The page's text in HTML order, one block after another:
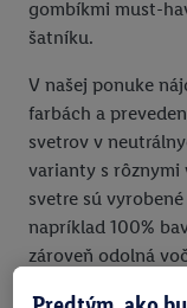
gombíkmi must-
šatníku.
V našej ponuke
farbách a
svetrov v
varianty s rôznymi
svetre sú
napríklad 100%
zároveň odolná